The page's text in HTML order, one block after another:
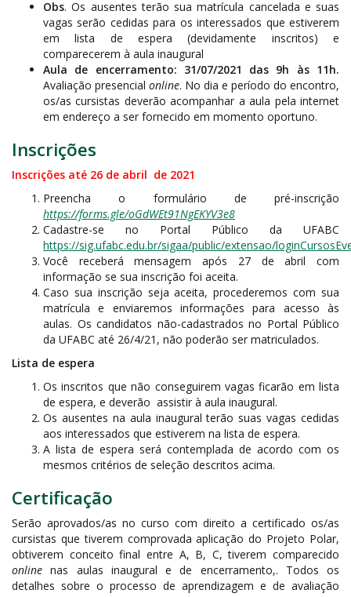
Obs. Os ausentes terão sua matrícula cancelada e suas
vagas serão cedidas para os interessados que estiverem
em lista de espera (devidamente inscritos) e
comparecerem à aula inaugural
Aula de encerramento: 31/07/2021 das 9h às 11h.
Avaliação presencial online. No dia e período do encontro,
os/as cursistas deverão acompanhar a aula pela internet
em endereço a ser fornecido em momento oportuno.
Inscrições
Inscrições até 26 de abril de 2021
Preencha o formulário de pré-inscrição
https://forms.gle/oGdWEt91NgEKYV3e8
Cadastre-se no Portal Público da UFABC
https://sig.ufabc.edu.br/sigaa/public/extensao/
Você receberá mensagem após 27 de abril com
informação se sua inscrição foi aceita.
Caso sua inscrição seja aceita, procederemos com sua
matrícula e enviaremos informações para acesso às
aulas. Os candidatos não-cadastrados no Portal Público
da UFABC até 26/4/21, não poderão ser matriculados.
Lista de espera
Os inscritos que não conseguirem vagas ficarão em lista
de espera, e deverão assistir à aula inaugural.
Os ausentes na aula inaugural terão suas vagas cedidas
aos interessados que estiverem na lista de espera.
A lista de espera será contemplada de acordo com os
mesmos critérios de seleção descritos acima.
Certificação
Serão aprovados/as no curso com direito a certificado os/as
cursistas que tiverem comprovada aplicação do Projeto Polar,
obtiverem conceito final entre A, B, C, tiverem comparecido
online nas aulas inaugural e de encerramento,. Todos os
detalhes sobre o processo de aprendizagem e de avaliação